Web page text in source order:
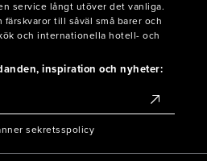
service långt utöver det vanliga.
till såväl små barer och
och internationella hotell- och
inspiration och nyheter:
sekretsspolicy